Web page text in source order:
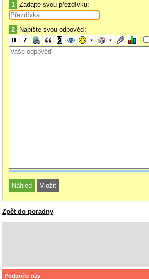
1 Zadajte svou přezdívku:
2 Napište svou odpověď:
Zpět do poradny
Podpořte nás